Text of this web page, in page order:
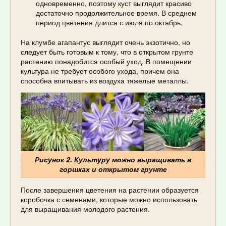
одновременно, поэтому куст выглядит красиво
достаточно продолжительное время. В среднем
период цветения длится с июля по октябрь.
На клумбе агапантус выглядит очень экзотично, но
следует быть готовым к тому, что в открытом грунте
растению понадобится особый уход. В помещении
культура не требует особого ухода, причем она
способна впитывать из воздуха тяжелые металлы.
Рисунок 2. Культуру можно выращивать в
горшках и открытом грунте
После завершения цветения на растении образуется
коробочка с семенами, которые можно использовать
для выращивания молодого растения.